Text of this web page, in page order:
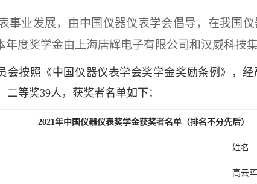
事业发展，由中国仪器仪表学会倡导，在我国
度奖学金由上海唐辉电子有限公司和汉威科技
会按照《中国仪器仪表学会奖学金奖励条例》，
等奖39人，获奖者名单如下：
2021年中国仪器仪表奖学金获奖者名单（排名不分先后）
姓名
高云晖